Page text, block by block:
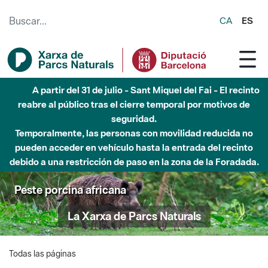
CA ES
A partir del 31 de julio - Sant Miquel del Fai - El recinto
reabre al público tras el cierre temporal por motivos de
seguridad.
Temporalmente, las personas con movilidad reducida no
pueden acceder en vehículo hasta la entrada del recinto
debido a una restricción de paso en la zona de la Foradada.
Peste porcina africana
La Xarxa de Parcs Naturals
Todas las páginas